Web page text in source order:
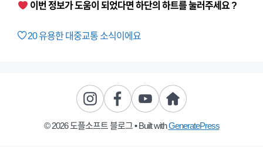
이번 정보가 도움이 되었다면 하단의 하트를 눌러주세요 ?
20유용한 대중교통 소식이에요
© 2026 도플소프트 블로그• Built withGeneratePress